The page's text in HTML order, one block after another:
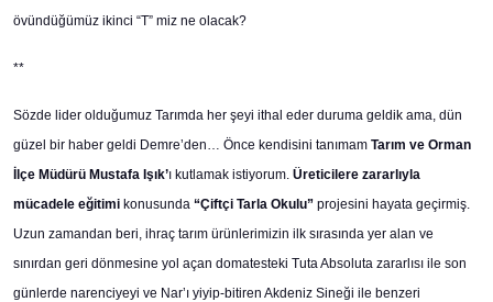
övündüğümüz ikinci “T” miz ne olacak?
**
Sözde lider olduğumuz Tarımda her şeyi ithal eder duruma geldik ama, dün
güzel bir haber geldi Demre’den… Önce kendisini tanımam Tarım ve Orman
İlçe Müdürü Mustafa Işık’ı kutlamak istiyorum. Üreticilere zararlıyla
mücadele eğitimi konusunda “Çiftçi Tarla Okulu” projesini hayata geçirmiş.
Uzun zamandan beri, ihraç tarım ürünlerimizin ilk sırasında yer alan ve
sınırdan geri dönmesine yol açan domatesteki Tuta Absoluta zararlısı ile son
günlerde narenciyeyi ve Nar’ı yiyip-bitiren Akdeniz Sineği ile benzeri